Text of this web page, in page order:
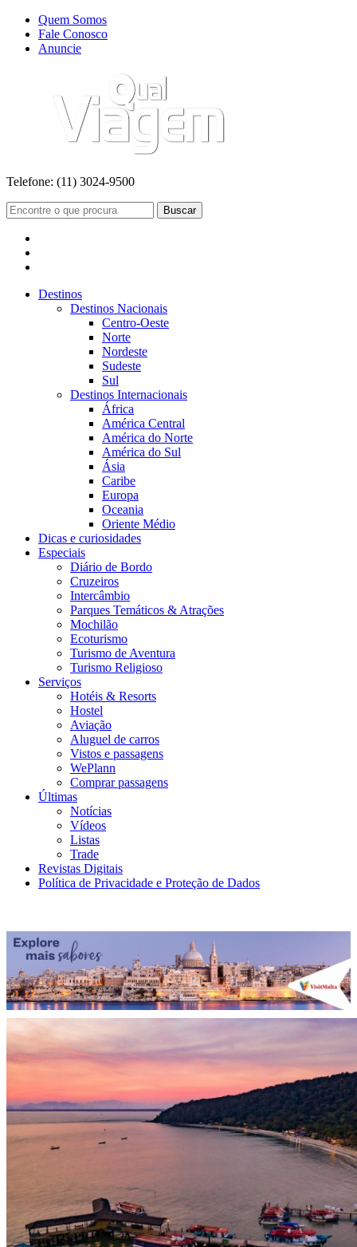
Quem Somos
Fale Conosco
Anuncie
Telefone: (11) 3024-9500
Buscar
Destinos
Destinos Nacionais
Centro-Oeste
Norte
Nordeste
Sudeste
Sul
Destinos Internacionais
África
América Central
América do Norte
América do Sul
Ásia
Caribe
Europa
Oceania
Oriente Médio
Dicas e curiosidades
Especiais
Diário de Bordo
Cruzeiros
Intercâmbio
Parques Temáticos & Atrações
Mochilão
Ecoturismo
Turismo de Aventura
Turismo Religioso
Serviços
Hotéis & Resorts
Hostel
Aviação
Aluguel de carros
Vistos e passagens
WePlann
Comprar passagens
Últimas
Notícias
Vídeos
Listas
Trade
Revistas Digitais
Política de Privacidade e Proteção de Dados